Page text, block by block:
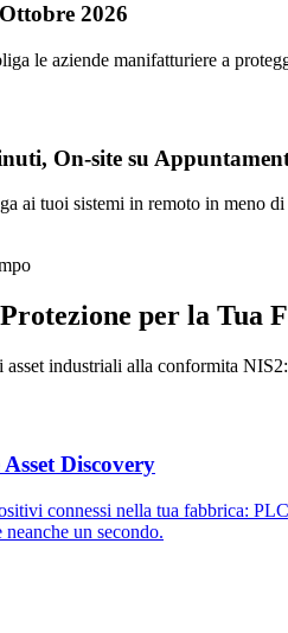
2026
le aziende manifatturiere a
On-site su
ai tuoi sistemi in remoto in meno
per la Tua
asset industriali alla conformita
Asset Discovery
connessi nella tua fabbrica:
un secondo.